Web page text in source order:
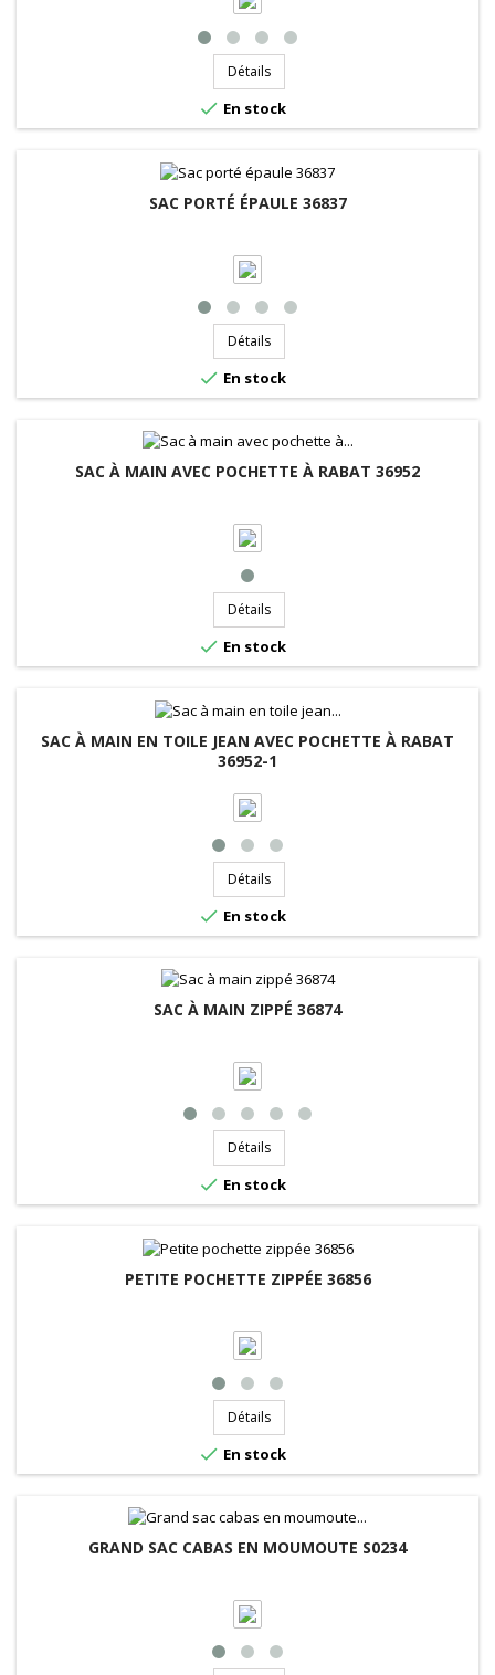
Détails
 En stock
SAC PORTÉ ÉPAULE 36837
Détails
 En stock
SAC À MAIN AVEC POCHETTE À RABAT 36952
Détails
 En stock
SAC À MAIN EN TOILE JEAN AVEC POCHETTE À RABAT
36952-1
Détails
 En stock
SAC À MAIN ZIPPÉ 36874
Détails
 En stock
PETITE POCHETTE ZIPPÉE 36856
Détails
 En stock
GRAND SAC CABAS EN MOUMOUTE S0234